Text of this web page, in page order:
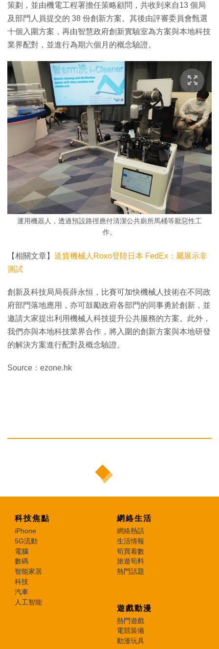
策劃，並由機電工程署擔任策略顧問，共收到來自13 個局
及部門人員提交的 38 份創新方案。其後由評審委員會甄選
十個入圍方案，再由智慧政府創新實驗室為方案與本地科技
業界配對，並進行為期六個月的概念驗證。
運用機器人，透過預設路徑應付清潔公共廁所馬桶等厭惡性工
作。
【相關文章】 送貨機械人Roxo登陸日本 FedEx：屬展示非
測試
創新及科技局局長薛永恒，比賽可加快機械人技術在不同政
府部門落地應用，亦可鼓勵政府各部門的同事勇於創新，並
邀請大家提出利用機械人科技提升公共服務的方案。此外，
我們亦與本地科技業界合作，將入圍的創新方案與本地研發
的解決方案進行配對及概念驗證。
Source：ezone.hk
科技焦點
iPhone
5G流動
電腦
數碼
智能家居
科技
汽車
人工智能
網絡生活
網絡熱話
生活情報
筍買着數
旅遊筍料
熱門話題
遊戲動漫
熱門遊戲
電競裝備
動漫玩具